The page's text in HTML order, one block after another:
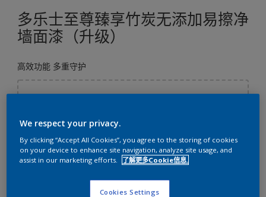
多乐士至尊臻享竹炭无添加易擦净
墙面漆（升级）
高效功能 多重守护
4.45升
We respect your privacy.
By clicking “Accept All Cookies”, you agree to the storing of cookies
on your device to enhance site navigation, analyze site usage, and
assist in our marketing efforts.
了解更多Cookie信息.
Cookies Settings